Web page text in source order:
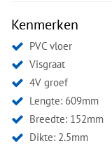
Kenmerken
PVC vloer
Visgraat
4V groef
Lengte: 609mm
Breedte: 152mm
Dikte: 2.5mm